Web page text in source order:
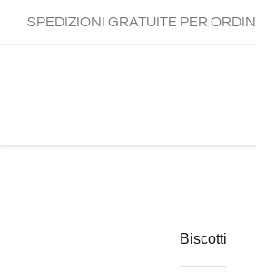
SPEDIZIONI GRATUITE PER
Biscotti